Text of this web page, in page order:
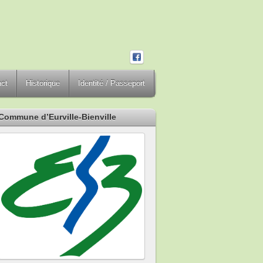
Historique Identité / Passeport
d’Eurville-Bienville